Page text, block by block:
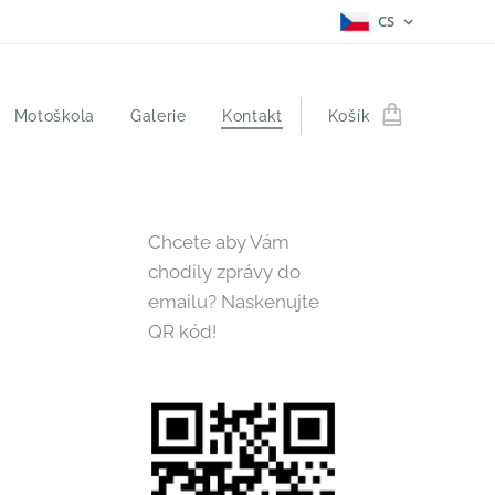
CS
Motoškola Galerie Kontakt Košík
Chcete aby Vám
chodily zprávy do
emailu? Naskenujte
QR kód!